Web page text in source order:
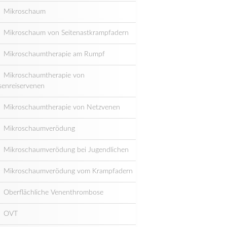
Mikroschaum
Mikroschaum von Seitenastkrampfadern
Mikroschaumtherapie am Rumpf
Mikroschaumtherapie von
Mikroschaumtherapie von Netzvenen
Mikroschaumverödung
Mikroschaumverödung bei Jugendlichen
Mikroschaumverödung vom Krampfadern
Oberflächliche Venenthrombose
OVT